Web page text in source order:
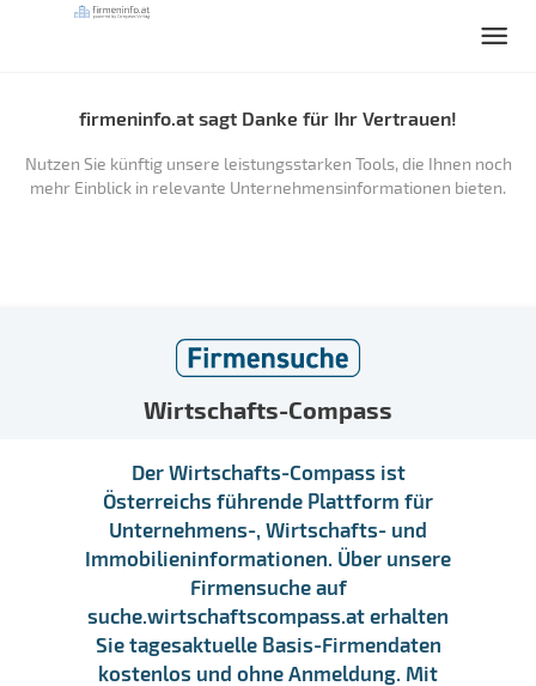
firmeninfo.at sagt Danke für Ihr Vertrauen!
Nutzen Sie künftig unsere leistungsstarken Tools, die Ihnen noch
mehr Einblick in relevante Unternehmensinformationen bieten.
Wirtschafts-Compass
Der Wirtschafts-Compass ist
Österreichs führende Plattform für
Unternehmens-, Wirtschafts- und
Immobilieninformationen. Über unsere
Firmensuche auf
suche.wirtschaftscompass.at erhalten
Sie tagesaktuelle Basis-Firmendaten
kostenlos und ohne Anmeldung. Mit